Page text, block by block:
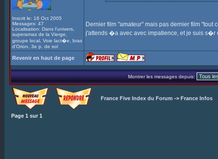
Inscrit le: 16 Oct 2005
Messages: 47
Localisation: Dans l'univers,
superamas de la Vierge,
groupe local, Voie lact�e, bras
d'Orion, 3e p. de sol
Dernier film "amateur" mais pas dernier film "tout
j'attends �a avec avec impatience, et je suis
Revenir en haut de page
Montrer les messages depuis:
France Five Index du Forum -> France Infos
Page 1 sur 1